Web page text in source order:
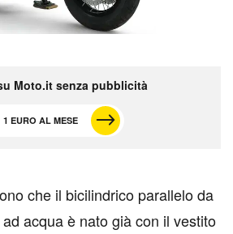
Moto.it senza pubblicità
1 EURO AL MESE
che il bicilindrico parallelo da
acqua è nato già con il vestito